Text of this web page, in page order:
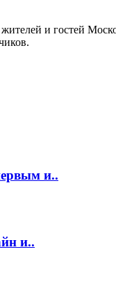
и гостей
и..
и..